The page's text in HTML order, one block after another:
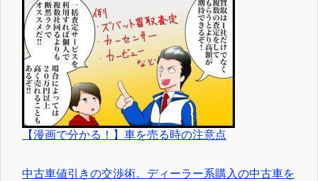
【漫画で分かる！】車を売る時の注意点
中古車値引きの交渉術。ディーラー系購入の中古車を